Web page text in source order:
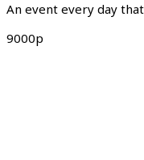
An event every day
9000р